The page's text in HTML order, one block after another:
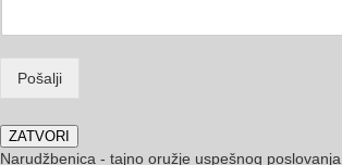
Pošalji
ZATVORI
Narudžbenica - tajno oružje uspešnog poslovanja